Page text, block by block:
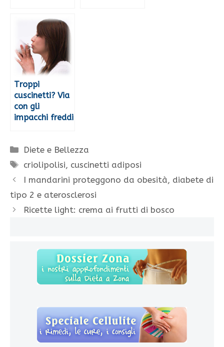
Troppi
cuscinetti? Via
con gli
impacchi freddi
Categorie
Diete e Bellezza
Tag
criolipolisi, cuscinetti adiposi
I mandarini proteggono da obesità, diabete di
tipo 2 e aterosclerosi
Ricette light: crema ai frutti di bosco